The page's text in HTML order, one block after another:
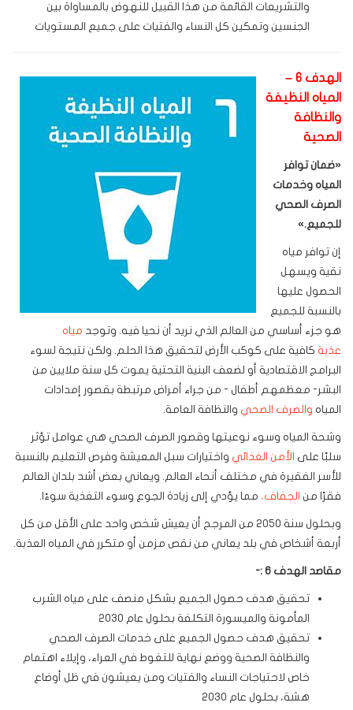
والتشريعات القائمة من هذا القبيل للنهوض بالمساواة بين
الجنسين وتمكين كل النساء والفتيات على جميع المستويات
الهدف 6 –
المياه النظيفة
والنظافة
الصحية
«ضمان توافر
المياه وخدمات
الصرف الصحي
للجميع.»
إن توافر مياه
نقية ويسهل
الحصول عليها
بالنسبة للجميع
هو جزء أساسي من العالم الذي نريد أن نحيا فيه. وتوجد مياه
عذبة كافية على كوكب الأرض لتحقيق هذا الحلم. ولكن نتيجة لسوء
البرامج الاقتصادية أو لضعف البنية التحتية يموت كل سنة ملايين من
البشر- معظمهم أطفال - من جراء أمراض مرتبطة بقصور إمدادات
المياه والصرف الصحي والنظافة العامة.
وشحة المياه وسوء نوعيتها وقصور الصرف الصحي هي عوامل تؤثر
سلبًا على الأمن الغذائي واختيارات سبل المعيشة وفرص التعليم بالنسبة
للأسر الفقيرة في مختلف أنحاء العالم. ويعاني بعض أشد بلدان العالم
فقرًا من الجفاف، مما يؤدي إلى زيادة الجوع وسوء التغذية سوءًا.
وبحلول سنة 2050 من المرجح أن يعيش شخص واحد على الأقل من كل
أربعة أشخاص في بلد يعاني من نقص مزمن أو متكرر في المياه العذبة.
مقاصد الهدف 6 :-
تحقيق هدف حصول الجميع بشكل منصف على مياه الشرب
المأمونة والميسورة التكلفة بحلول عام 2030
تحقيق هدف حصول الجميع على خدمات الصرف الصحي
والنظافة الصحية ووضع نهاية للتغوط في العراء، وإيلاء اهتمام
خاص لاحتياجات النساء والفتيات ومن يعيشون في ظل أوضاع
هشة، بحلول عام 2030